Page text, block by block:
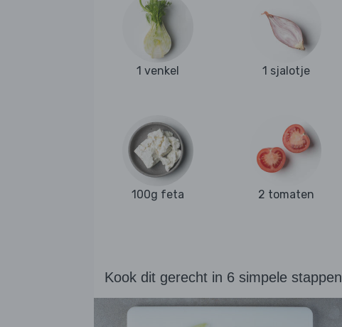
1 venkel 1 sjalotje
100g feta 2 tomaten
Kook dit gerecht in 6 simpele stappen